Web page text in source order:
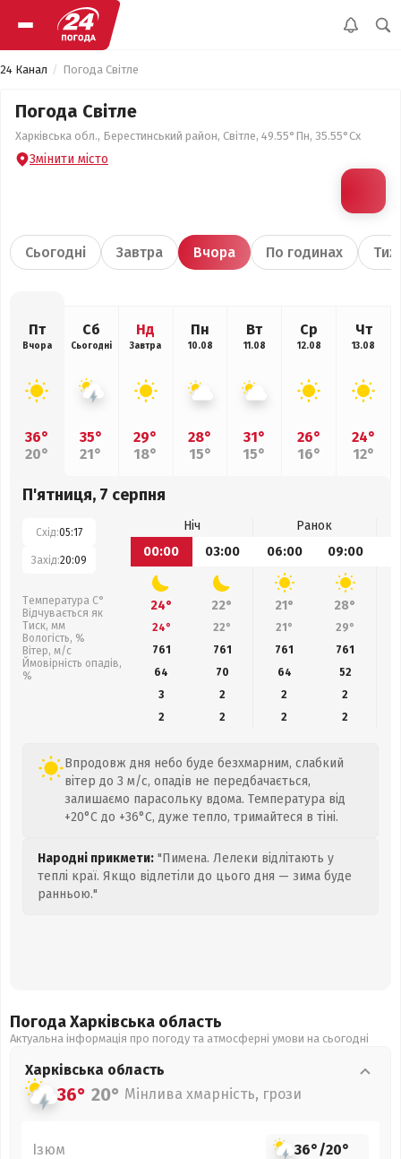
24 Канал Погода Світле
Погода Світле
Харківська обл., Берестинський район, Світле, 49.55°Пн, 35.55°Сх
Змінити місто
Сьогодні Завтра Вчора По годинах
Пт
Вчора
36°
20°
Сб
Сьогодні
35°
21°
Нд
Завтра
29°
18°
Пн
10.08
28°
15°
Вт
11.08
31°
15°
Ср
12.08
26°
16°
Чт
13.08
24°
12°
П'ятниця, 7 серпня
Схід:05:17
Захід:20:09
Температура С°
Відчувається як
Тиск, мм
Вологість, %
Вітер, м/с
Ймовірність опадів,
%
Ніч
Ранок
00:00
03:00 06:00 09:00
24° 22° 21° 28°
24° 22° 21° 29°
761
761 761 761
64
70 64 52
3
2 2
2
2
2 2 2
Впродовж дня небо буде безхмарним, слабкий
вітер до 3 м/с, опадів не передбачається,
залишаємо парасольку вдома. Температура від
+20°C до +36°C, дуже тепло, тримайтеся в тіні.
Народні прикмети: "Пимена. Лелеки відлітають у
теплі краї. Якщо відлетіли до цього дня — зима буде
ранньою."
Погода Харківська область
Актуальна інформація про погоду та атмосферні умови на сьогодні
Харківська область
36° 20° Мінлива хмарність, грози
Ізюм 36°/20°